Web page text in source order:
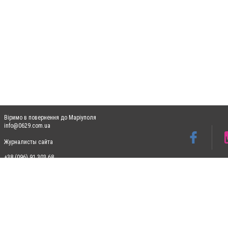
Віримо в повернення до Маріуполя
info@0629.com.ua
Журналисты сайта
+38 (096) 91 303 68